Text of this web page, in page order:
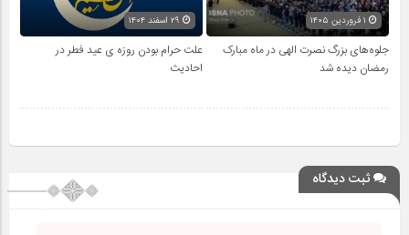
جلوه‌های بزرگ نصرت الهی در ماه مبارک
رمضان دیده شد
علت حرام بودن روزه ی عید فطر در
احادیث
ثبت دیدگاه